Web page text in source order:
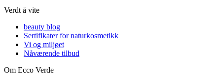
Verdt å vite
beauty blog
Sertifikater for naturkosmetikk
Vi og miljøet
Nåværende tilbud
Om Ecco Verde